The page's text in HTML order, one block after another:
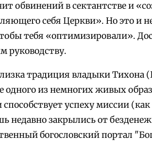
обвинений в сектантстве и
себя Церкви». Но это и
тебя «оптимизировали».
руководству.
традиция владыки
одного из немногих живых
способствует успеху миссии
недавно закрылись от
богословский портал